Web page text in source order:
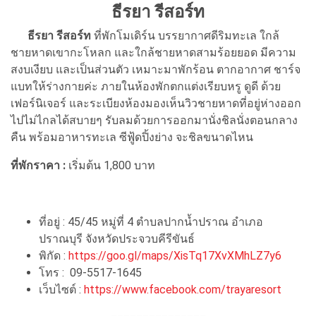
ธีรยา รีสอร์ท
ธีรยา รีสอร์ท ที่พักโมเดิร์น บรรยากาศดีริมทะเล ใกล้
ชายหาดเขากะโหลก และใกล้ชายหาดสามร้อยยอด มีความ
สงบเงียบ และเป็นส่วนตัว เหมาะมาพักร้อน ตากอากาศ ชาร์จ
แบทให้ร่างกายค่ะ ภายในห้องพักตกแต่งเรียบหรู ดูดี ด้วย
เฟอร์นิเจอร์ และระเบียงห้องมองเห็นวิวชายหาดที่อยู่ห่างออก
ไปไม่ไกลได้สบายๆ รับลมด้วยการออกมานั่งชิลนั่งตอนกลาง
คืน พร้อมอาหารทะเล ซีฟู้ดปิ้งย่าง จะชิลขนาดไหน
ที่พักราคา : เริ่มต้น 1,800 บาท
ที่อยู่ : 45/45 หมู่ที่ 4 ตำบลปากน้ำปราณ อำเภอ
ปราณบุรี จังหวัดประจวบคีรีขันธ์
พิกัด : https://goo.gl/maps/XisTq17XvXMhLZ7y6
โทร : 09-5517-1645
เว็บไซต์ : https://www.facebook.com/trayaresort